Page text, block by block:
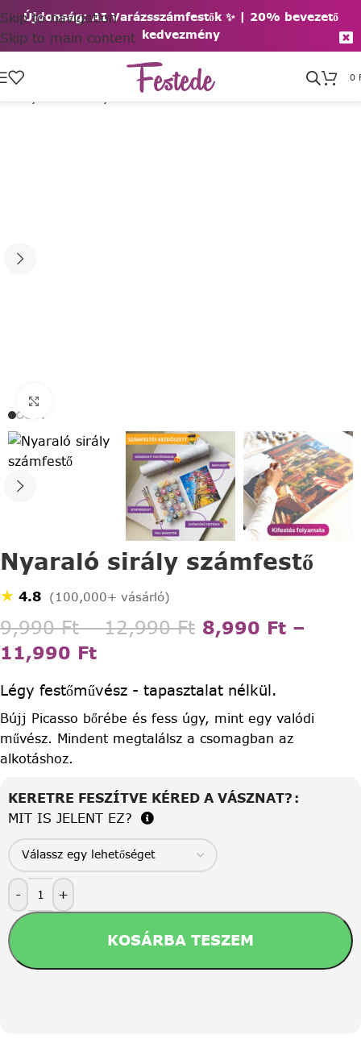
Újdonság: AI Varázsszámfestők ✨ | 20% bevezető
kedvezmény
Skip to navigation
Skip to main content
0
Nyaraló sirály számfestő
★ 4.8 (100,000+ vásárló)
9,990Ft – 12,990Ft 8,990 Ft –
11,990 Ft
Légy festőművész - tapasztalat nélkül.
Bújj Picasso bőrébe és fess úgy, mint egy valódi
művész. Mindent megtalálsz a csomagban az
alkotáshoz.
KERETRE FESZÍTVE KÉRED A VÁSZNAT?
MIT IS JELENT EZ?
- +
KOSÁRBA TESZEM